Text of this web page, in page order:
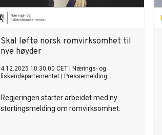
Skal løfte norsk romvirksomhet til
nye høyder
4.12.2025 10:30:00 CET
Nærings- og
fiskeridepartementet
Pressemelding
Regjeringen starter arbeidet med ny
stortingsmelding om romvirksomhet.